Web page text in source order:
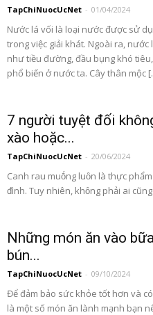
TapChiNuocUcNet - 01/04/2024
Nước lá vối là loại nước được sử
trong việc giải khát. Ngoài ra,
như tiều đường, đầu bụng khó
phổ biến ở nước ta. Cây thân mộc
7 người tuyệt đối
xào hoặc...
TapChiNuocUcNet - 20/06/2024
Canh rau muṓng luȏn là thực
ᵭình. Tuy nhiên, khȏng phải ai
Những món ăn vào
bún...
TapChiNuocUcNet - 09/10/2024
Để đảm bảo sức khỏe tốt hơn và
là một số món ăn lành mạnh bạn